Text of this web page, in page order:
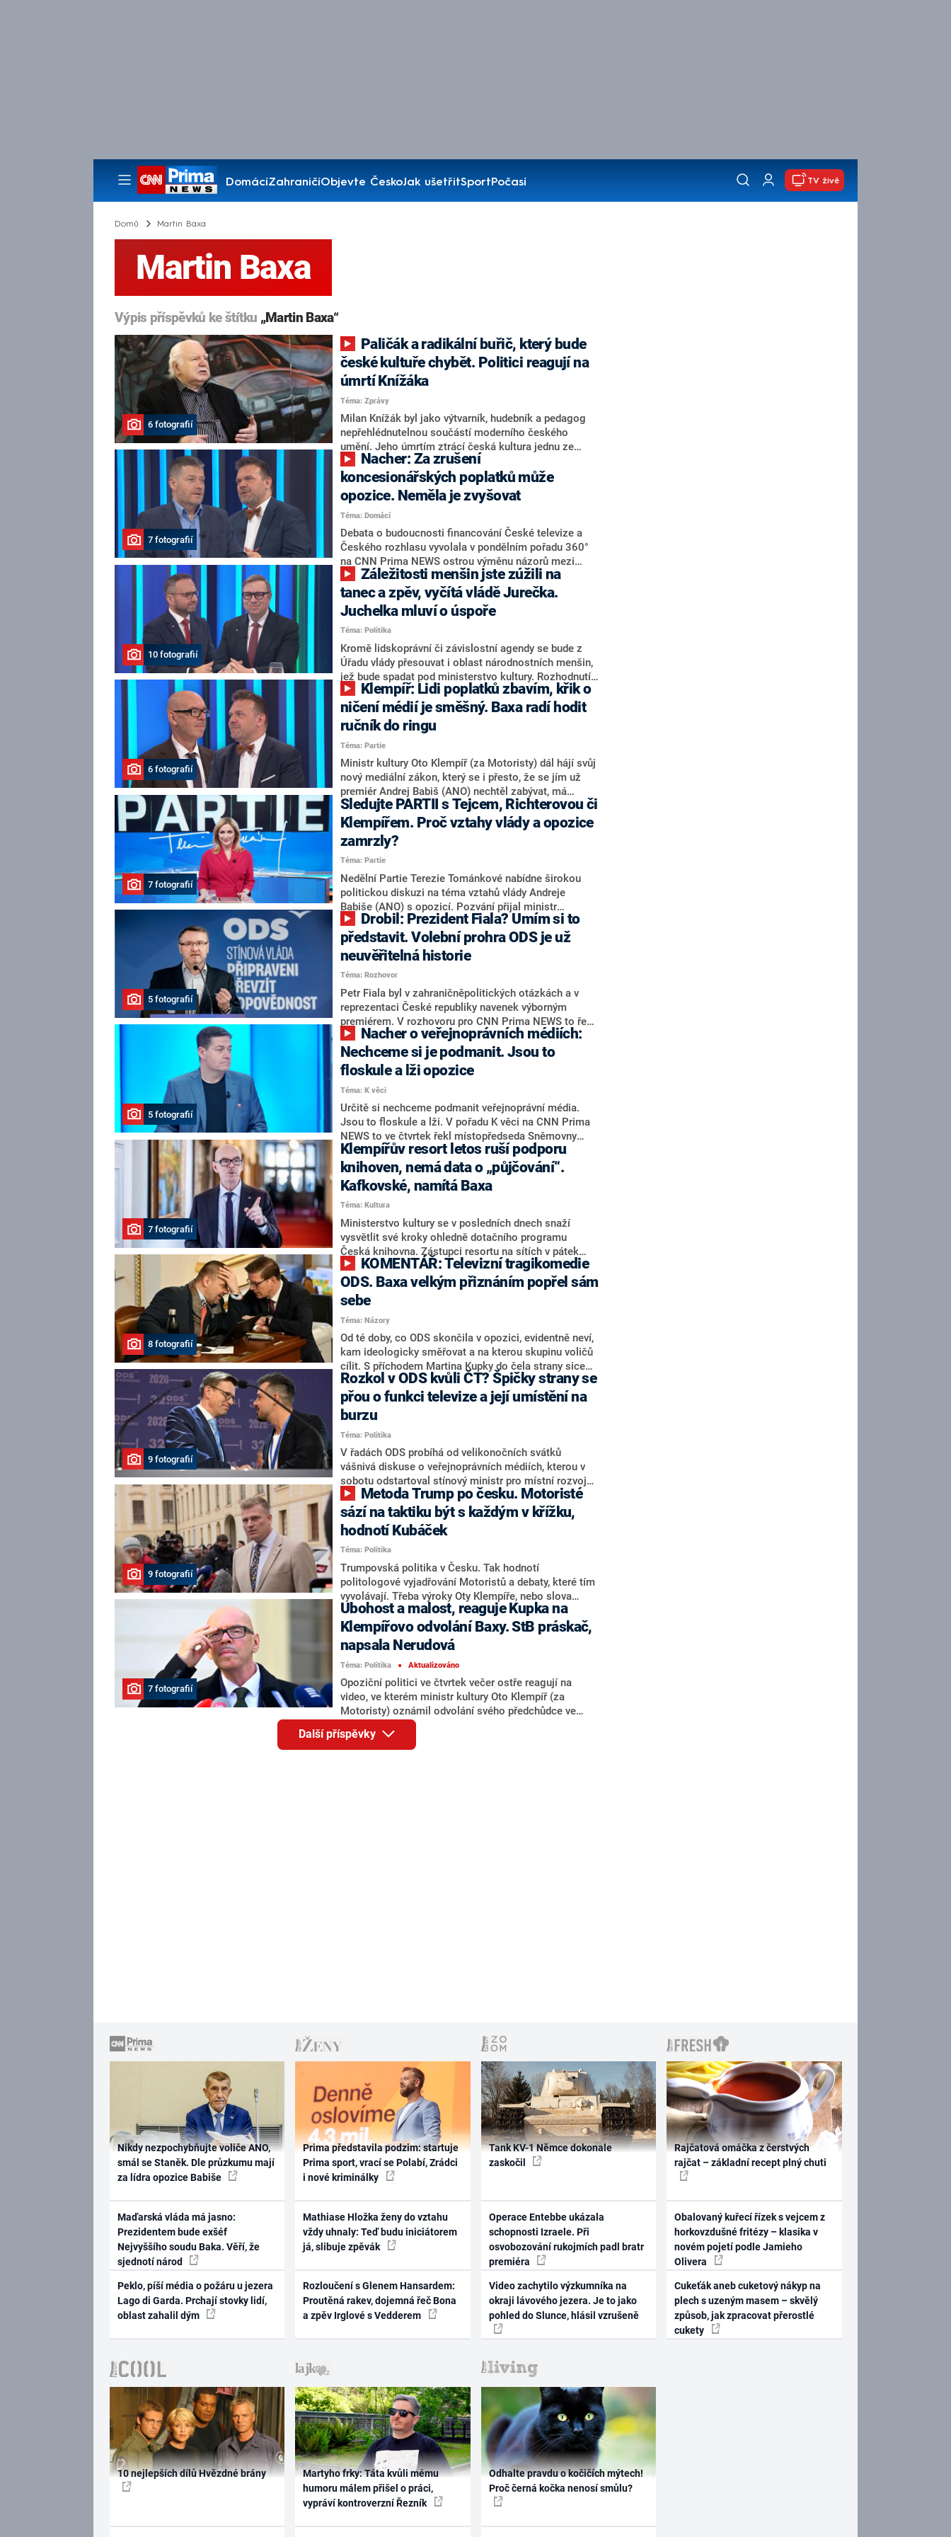
DomácíZahraničíObjevte ČeskoJak ušetřitSportPočasí
Pořady
TV živě
Domů Martin Baxa
Martin Baxa
Výpis příspěvků ke štítku „Martin Baxa“
6 fotografií
české kultuře chybět. Politici reagují na
úmrtí Knížáka
Téma: Zprávy
Milan Knížák byl jako výtvarník, hudebník a pedagog
nepřehlédnutelnou součástí moderního českého
umění. Jeho úmrtím ztrácí česká kultura jednu ze
svých nejvýraznějších osobností. Byť s Knížákovými
názory nemuseli vždy souhlasit, svým dílem i životem
podle nich vždy prokazoval vnitřní svobodu a integritu.
Shodují se na tom vládní i opoziční politici v reakci na
zprávu o úmrtí někdejšího ředitele Národní galerie a
bývalého rektora Akademie výtvarných umění (AVU),
který zemřel v neděli ráno ve věku 86 let.
7 fotografií
koncesionářských poplatků může
opozice. Neměla je zvyšovat
Téma: Domácí
Debata o budoucnosti financování České televize a
Českého rozhlasu vyvolala v pondělním pořadu 360°
na CNN Prima NEWS ostrou výměnu názorů mezi
místopředsedou Poslanecké sněmovny Patrikem
Nacherem (ANO) a bývalým ministrem kultury
Martinem Baxou (ODS). Zatímco Nacher tvrdil, že
současný spor o veřejnoprávní média odstartovalo
zvýšení koncesionářských poplatků v době
předvolební kampaně za předchozí vlády, Baxa varoval
před ohrožením nezávislosti ČT a ČRo.
10 fotografií
tanec a zpěv, vyčítá vládě Jurečka.
Juchelka mluví o úspoře
Téma: Politika
Kromě lidskoprávní či závislostní agendy se bude z
Úřadu vlády přesouvat i oblast národnostních menšin,
jež bude spadat pod ministerstvo kultury. Rozhodnutí
vlády kritizoval v pořadu 360° na CNN Prima NEWS
exministr práce a sociálních věcí Marian Jurečka
(KDU-ČSL). „To si premiér Andrej Babiš (ANO) myslí,
že jde o zpěv a tanec?“ nelíbí se mu záměr kabinetu.
Současný šéf resortu práce Aleš Juchelka (ANO) však
tvrdí, že změny přinesou úsporu a současně i
zefektivnění procesů.
6 fotografií
ničení médií je směšný. Baxa radí hodit
ručník do ringu
Téma: Partie
Ministr kultury Oto Klempíř (za Motoristy) dál hájí svůj
nový mediální zákon, který se i přesto, že se jím už
premiér Andrej Babiš (ANO) nechtěl zabývat, má
projednávat v červnu. Klempíř slíbil, že lidi zbaví
poplatků a odmítl zvyšování daní. Podle bývalého
ministra kultury Martina Baxy (ODS) by ale Klempíř měl
hodit ručník do ringu, protože jeho zákon je paskvil.
Uvedl to v Partii Terezie Tománkové na CNN Prima
NEWS.
7 fotografií
Sledujte PARTII s Tejcem, Richterovou či
Klempířem. Proč vztahy vlády a opozice
zamrzly?
Téma: Partie
Nedělní Partie Terezie Tománkové nabídne širokou
politickou diskuzi na téma vztahů vlády Andreje
Babiše (ANO) s opozicí. Pozvání přijal ministr
spravedlnosti Jeroným Tejc (nestr. za ANO) či pirátská
poslankyně Olga Richterová. V druhé části se můžete
těšit na duel ministra kultury Oty Klempíře a jeho
předchůdce Martina Baxy (ODS) kvůli mediálním
poplatkům.
5 fotografií
představit. Volební prohra ODS je už
neuvěřitelná historie
Téma: Rozhovor
Petr Fiala byl v zahraničněpolitických otázkách a v
reprezentaci České republiky navenek výborným
premiérem. V rozhovoru pro CNN Prima NEWS to řekl
místopředseda ODS a stínový ministr průmyslu Pavel
Drobil s tím, že by si někdejšího šéfa strany dokázal
představit jako prezidenta. Kromě jiného popsal
některé chyby, které ODS v minulosti udělala. Jak
Drobil hodnotí vnitrostranický rozpor Radima Ivana s
Martinem Baxou či Evou Decroix? A co by podle něj
měl přinést vznik „Modré knihy 2“?
5 fotografií
Nechceme si je podmanit. Jsou to
floskule a lži opozice
Téma: K věci
Určitě si nechceme podmanit veřejnoprávní média.
Jsou to floskule a lži. V pořadu K věci na CNN Prima
NEWS to ve čtvrtek řekl místopředseda Sněmovny
Patrik Nacher (ANO). Reagoval tak na představitele
opozice kritizující vládní koalici za změny, které chce
provést v oblasti financování médií veřejné služby.
Nacher kromě jiného připomněl, co přinesla takzvaná
velká mediální novela předchozího kabinetu.
7 fotografií
Klempířův resort letos ruší podporu
knihoven, nemá data o „půjčování“.
Kafkovské, namítá Baxa
Téma: Kultura
Ministerstvo kultury se v posledních dnech snaží
vysvětlit své kroky ohledně dotačního programu
Česká knihovna. Zástupci resortu na sítích v pátek
uvedli, že jde zčásti o „relikt minulosti“ a že tyto
prostředky přemístí jinam. Později ovšem napsali, že
ministerstvo nemá dostatečná data o efektivitě
vynaložených prostředků. Ministr Oto Klempíř (za
Motoristy) ujistil, že počítá s dotací knihoven i do
budoucna. Odborné svazy varují, že projekt je unikátní
a efektivní mechanismus. Do Klempíře se pustil i jeho
předchůdce v čele resortu Martin Baxa (ODS) a další
představitelé opozice.
8 fotografií
ODS. Baxa velkým přiznáním popřel sám
sebe
Téma: Názory
Od té doby, co ODS skončila v opozici, evidentně neví,
kam ideologicky směřovat a na kterou skupinu voličů
cílit. S příchodem Martina Kupky do čela strany sice
na oko uřízla pupeční šňůru od koalice Spolu, jenže
existence více názorových frakcí občanské demokraty
evidentně brzdí v konsolidaci podpory během
opozičních časů. Tento fenomén zřetelně
dokumentuje tragikomedie, kterou ODS předvádí ve
svých postojích k veřejnoprávním médiím.
9 fotografií
Rozkol v ODS kvůli ČT? Špičky strany se
přou o funkci televize a její umístění na
burzu
Téma: Politika
V řadách ODS probíhá od velikonočních svátků
vášnivá diskuse o veřejnoprávních médiích, kterou v
sobotu odstartoval stínový ministr pro místní rozvoj
Radim Ivan výrokem, že by ČT nejvíce prospělo
umístění na burzu. Zatímco od některých
spolustraníků získal jednoznačnou podporu, na
sociálních sítích přibývá kritika od zástupců dalších
opozičních stran. V úterý se k situaci vyjádřil také šéf
ODS a stínový předseda vlády Martin Kupka. Ten
Ivanovo prohlášení o burze označil za „atraktivní
provokaci, která vůbec nedává smysl“.
9 fotografií
sází na taktiku být s každým v křížku,
hodnotí Kubáček
Téma: Politika
Trumpovská politika v Česku. Tak hodnotí
politologové vyjadřování Motoristů a debaty, které tím
vyvolávají. Třeba výroky Oty Klempíře, nebo slova
vládního zmocněnce pro Green Deal Filipa Turka a
jeho stranického šéfa, ministra zahraničí Petra
Macinky. Podle expertů chce na sebe strana silnými
slovy na sociálních sítích a praním špinavého prádla
na veřejnosti přitáhnout víc pozornosti. V aktuálních
průzkumech veřejného mínění se přitom Motoristé
opakovaně pohybují těsně kolem pětiprocentní
hranice.
7 fotografií
Ubohost a malost, reaguje Kupka na
Klempířovo odvolání Baxy. StB práskač,
napsala Nerudová
Téma: Politika ■ Aktualizováno
Opoziční politici ve čtvrtek večer ostře reagují na
video, ve kterém ministr kultury Oto Klempíř (za
Motoristy) oznámil odvolání svého předchůdce ve
funkci Martina Baxy (ODS) ze správní rady Pražského
jara. Šéf ODS Martin Kupka mluví o ubohosti a
malosti, europoslankyně Danuše Nerudová (STAN)
Další příspěvky
Nikdy nezpochybňujte voliče ANO,
smál se Staněk. Dle průzkumu mají
za lídra opozice Babiše
Maďarská vláda má jasno:
Prezidentem bude exšéf
Nejvyššího soudu Baka. Věří, že
sjednotí národ
Peklo, píší média o požáru u jezera
Lago di Garda. Prchají stovky lidí,
oblast zahalil dým
Prima představila podzim: startuje
Prima sport, vrací se Polabí, Zrádci
i nové kriminálky
Mathiase Hložka ženy do vztahu
vždy uhnaly: Teď budu iniciátorem
já, slibuje zpěvák
Rozloučení s Glenem Hansardem:
Proutěná rakev, dojemná řeč Bona
a zpěv Irglové s Vedderem
Tank KV-1 Němce dokonale
zaskočil
Operace Entebbe ukázala
schopnosti Izraele. Při
osvobozování rukojmích padl bratr
premiéra
Video zachytilo výzkumníka na
okraji lávového jezera. Je to jako
pohled do Slunce, hlásil vzrušeně
Rajčatová omáčka z čerstvých
rajčat – základní recept plný chuti
Obalovaný kuřecí řízek s vejcem z
horkovzdušné fritézy – klasika v
novém pojetí podle Jamieho
Olivera
Cukeťák aneb cuketový nákyp na
plech s uzeným masem – skvělý
způsob, jak zpracovat přerostlé
cukety
10 nejlepších dílů Hvězdné brány
Martyho frky: Táta kvůli mému
humoru málem přišel o práci,
vypráví kontroverzní Řezník
Odhalte pravdu o kočičích mýtech!
Proč černá kočka nenosí smůlu?